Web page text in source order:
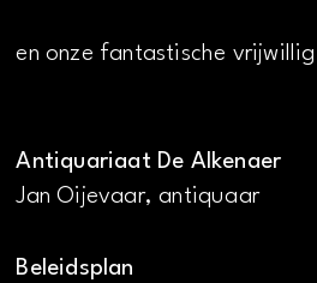
en onze fantastische
Antiquariaat De Alkenaer
Jan Oijevaar, antiquaar
Beleidsplan